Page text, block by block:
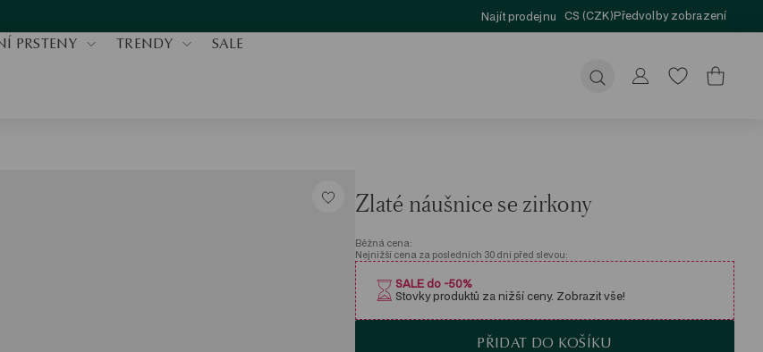
Najít prodejnu CS (CZK)Předvolby zobrazení
PRSTENY TRENDY SALE
Odeslat
Zlaté náušnice se zirkony
Běžná cena:
Nejnižší cena za posledních 30 dní před slevou:
SALE do -50%
Stovky produktů za nižší ceny. Zobrazit vše!
PŘIDAT DO KOŠÍKU